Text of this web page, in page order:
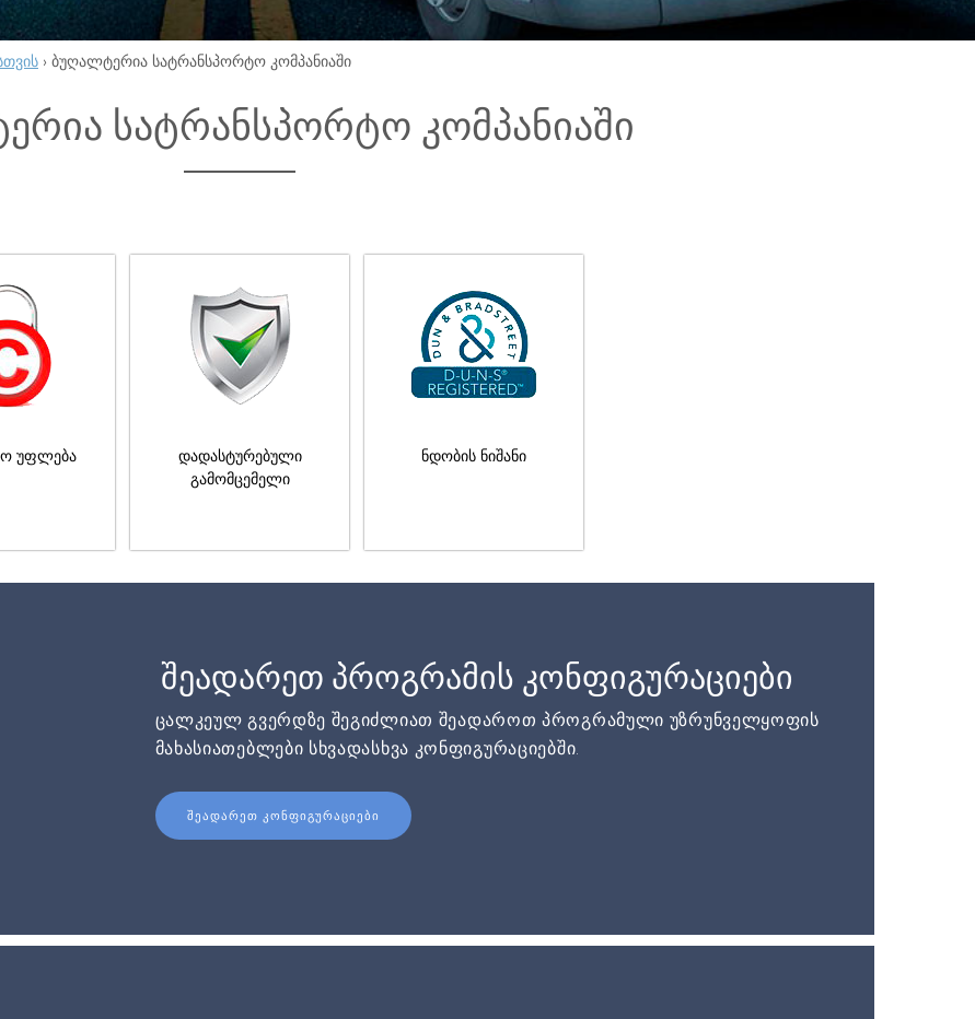
› ბუღალტერია სატრანსპორტო კომპანიაში
სატრანსპორტო კომპანიაში
უფლება
დადასტურებული
გამომცემელი
ნდობის ნიშანი
შეადარეთ პროგრამის კონფიგურაციები
ცალკეულ გვერდზე შეგიძლიათ შეადაროთ პროგრამული უზრუნველყოფის
მახასიათებლები სხვადასხვა კონფიგურაციებში.
ᲨᲔᲐᲓᲐᲠᲔᲗ ᲙᲝᲜᲤᲘᲒᲣᲠᲐᲪᲘᲔᲑᲘ